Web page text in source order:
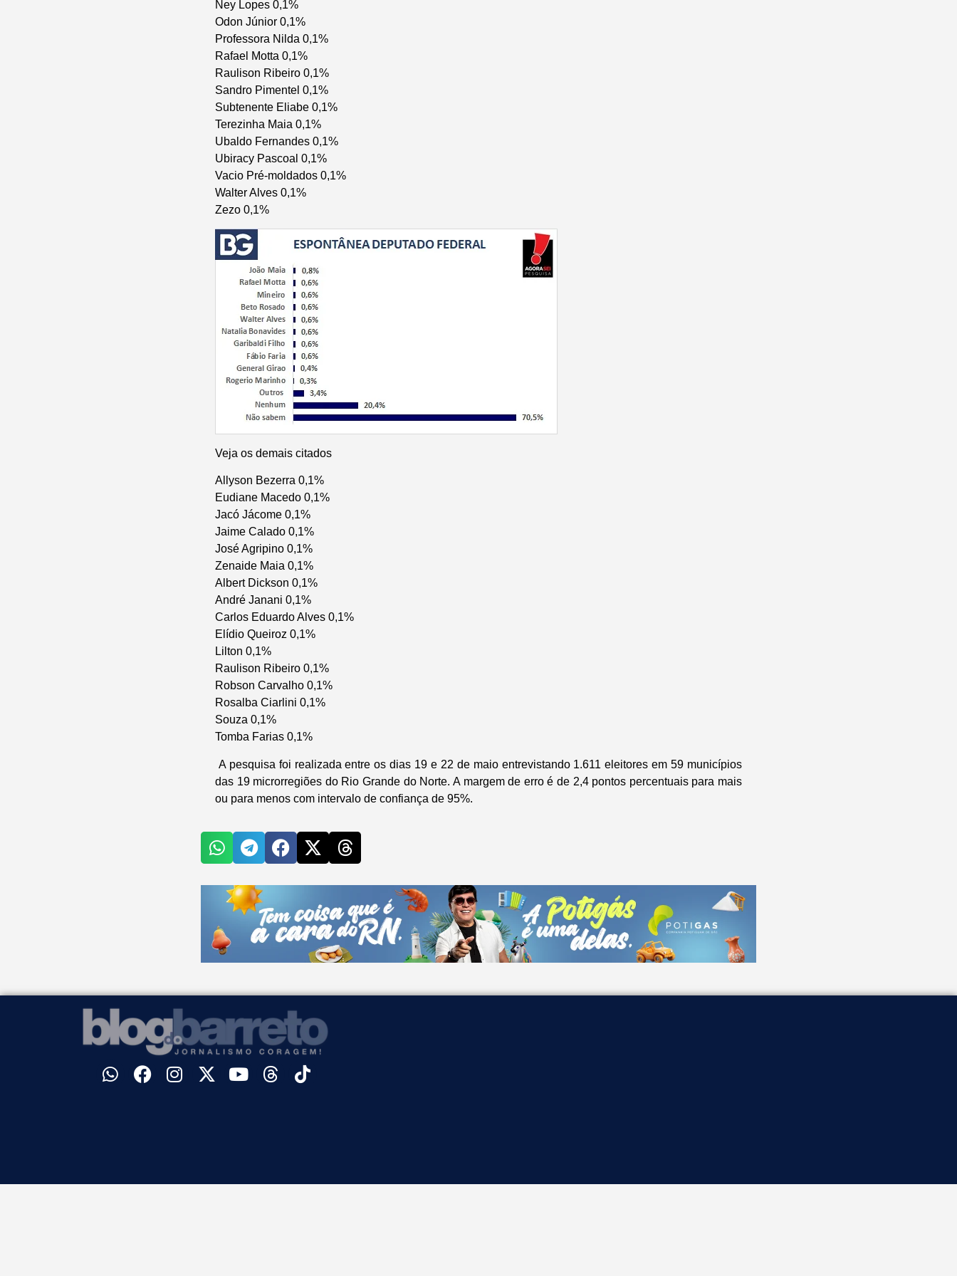
Ney Lopes 0,1%
Odon Júnior 0,1%
Professora Nilda 0,1%
Rafael Motta 0,1%
Raulison Ribeiro 0,1%
Sandro Pimentel 0,1%
Subtenente Eliabe 0,1%
Terezinha Maia 0,1%
Ubaldo Fernandes 0,1%
Ubiracy Pascoal 0,1%
Vacio Pré-moldados 0,1%
Walter Alves 0,1%
Zezo 0,1%
Veja os demais citados
Allyson Bezerra 0,1%
Eudiane Macedo 0,1%
Jacó Jácome 0,1%
Jaime Calado 0,1%
José Agripino 0,1%
Zenaide Maia 0,1%
Albert Dickson 0,1%
André Janani 0,1%
Carlos Eduardo Alves 0,1%
Elídio Queiroz 0,1%
Lilton 0,1%
Raulison Ribeiro 0,1%
Robson Carvalho 0,1%
Rosalba Ciarlini 0,1%
Souza 0,1%
Tomba Farias 0,1%
A pesquisa foi realizada entre os dias 19 e 22 de maio entrevistando 1.611 eleitores em 59 municípios
das 19 microrregiões do Rio Grande do Norte. A margem de erro é de 2,4 pontos percentuais para mais
ou para menos com intervalo de confiança de 95%.